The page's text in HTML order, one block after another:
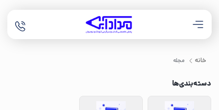
خانه مجله
دسته‌بندی‌ها